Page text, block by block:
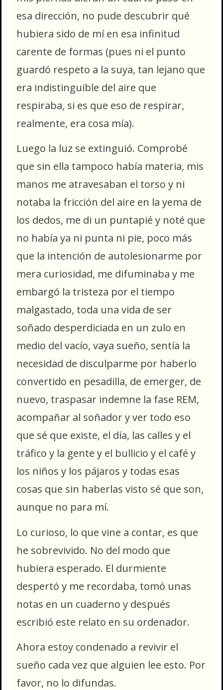
esa dirección, no pude descubrir qué
hubiera sido de mí en esa infinitud
carente de formas (pues ni el punto
guardó respeto a la suya, tan lejano que
era indistinguible del aire que
respiraba, si es que eso de respirar,
realmente, era cosa mía).
Luego la luz se extinguió. Comprobé
que sin ella tampoco había materia, mis
manos me atravesaban el torso y ni
notaba la fricción del aire en la yema de
los dedos, me di un puntapié y noté que
no había ya ni punta ni pie, poco más
que la intención de autolesionarme por
mera curiosidad, me difuminaba y me
embargó la tristeza por el tiempo
malgastado, toda una vida de ser
soñado desperdiciada en un zulo en
medio del vacío, vaya sueño, sentía la
necesidad de disculparme por haberlo
convertido en pesadilla, de emerger, de
nuevo, traspasar indemne la fase REM,
acompañar al soñador y ver todo eso
que sé que existe, el día, las calles y el
tráfico y la gente y el bullicio y el café y
los niños y los pájaros y todas esas
cosas que sin haberlas visto sé que son,
aunque no para mí.
Lo curioso, lo que vine a contar, es que
he sobrevivido. No del modo que
hubiera esperado. El durmiente
despertó y me recordaba, tomó unas
notas en un cuaderno y después
escribió este relato en su ordenador.
Ahora estoy condenado a revivir el
sueño cada vez que alguien lee esto. Por
favor, no lo difundas.